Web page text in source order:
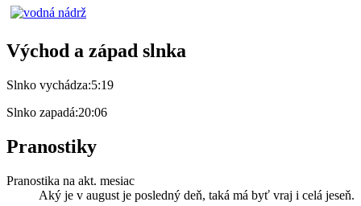
Východ a západ slnka
Slnko vychádza:5:19
Slnko zapadá:20:06
Pranostiky
Pranostika na akt. mesiac
Aký je v august je posledný deň, taká má byť vraj i celá jeseň.